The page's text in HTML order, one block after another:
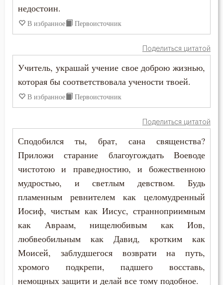
Сострадание
Спасение
Сплетни
Сребролюбие
Ссора
Страдание
Страсть
Страх Божий
Страх смерти
недостоин.
В избранное Первоисточник
Поделиться цитатой
Учитель, украшай учение свое доброю жизнью,
которая бы соответствовала учености твоей.
В избранное Первоисточник
Поделиться цитатой
Сподобился ты, брат, сана священства?
Приложи старание благоугождать Воеводе
чистотою и праведностию, и божественною
мудростью, и светлым девством. Будь
пламенным ревнителем как целомудренный
Иосиф, чистым как Иисус, странноприимным
как Авраам, нищелюбивым как Иов,
любвеобильным как Давид, кротким как
Моисей, заблудшегося возврати на путь,
хромого подкрепи, падшего восставь,
немощных защити и делай все тому подобное.